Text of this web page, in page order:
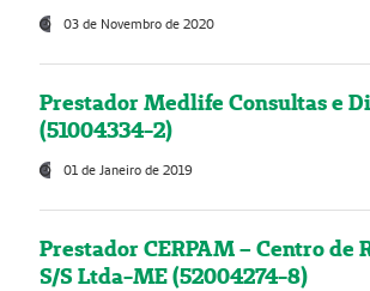
03 de Novembro de 2020
Prestador Medlife Consultas e
(51004334-2)
01 de Janeiro de 2019
Prestador CERPAM – Centro de
S/S Ltda-ME (52004274-8)